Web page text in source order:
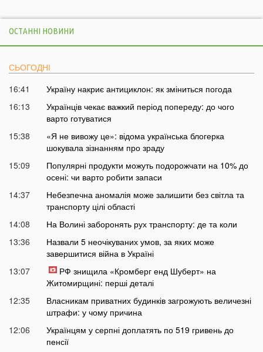
ОСТАННІ НОВИНИ
СЬОГОДНІ
16:41
Україну накриє антициклон: як зміниться погода
16:13
Українців чекає важкий період попереду: до чого
варто готуватися
15:38
«Я не вивожу це»: відома українська блогерка
шокувала зізнанням про зраду
15:09
Популярні продукти можуть подорожчати на 10% до
осені: чи варто робити запаси
14:37
Небезпечна аномалія може залишити без світла та
транспорту цілі області
14:08
На Волині заборонять рух транспорту: де та коли
13:36
Назвали 5 неочікуваних умов, за яких може
завершитися війна в Україні
13:07
РФ знищила «Кромберг енд Шуберт» на
Житомирщині: перші деталі
12:35
Власникам приватних будинків загрожують величезні
штрафи: у чому причина
12:06
Українцям у серпні доплатять по 519 гривень до
пенсії